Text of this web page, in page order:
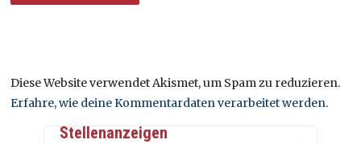
Diese Website verwendet Akismet, um Spam zu reduzieren.
Erfahre, wie deine Kommentardaten verarbeitet werden.
Stellenanzeigen